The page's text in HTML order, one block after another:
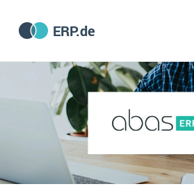
ERP.de
ERP software
Die 15 Schritte einer ERP‑Einführung
Was ist ERP?
Hintergrund
ERP vergleichen
ERP für jede Branche